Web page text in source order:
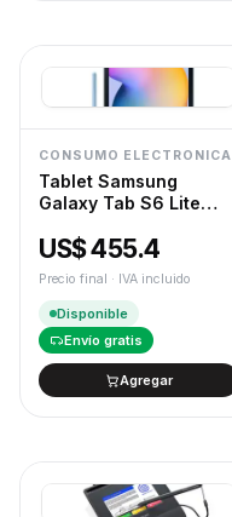
CONSUMO ELECTRONICA
Tablet Samsung
Galaxy Tab S6 Lite
P613NZBAXAR
US$ 455.4
Precio final · IVA incluido
Disponible
Envío gratis
Agregar